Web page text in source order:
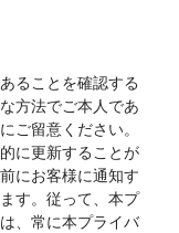
ることを確認する
方法でご本人であ
ご留意ください。
に更新することが
にお客様に通知す
す。従って、本プ
、常に本プライバ